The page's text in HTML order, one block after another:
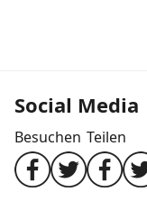
Social Media
Besuchen Teilen